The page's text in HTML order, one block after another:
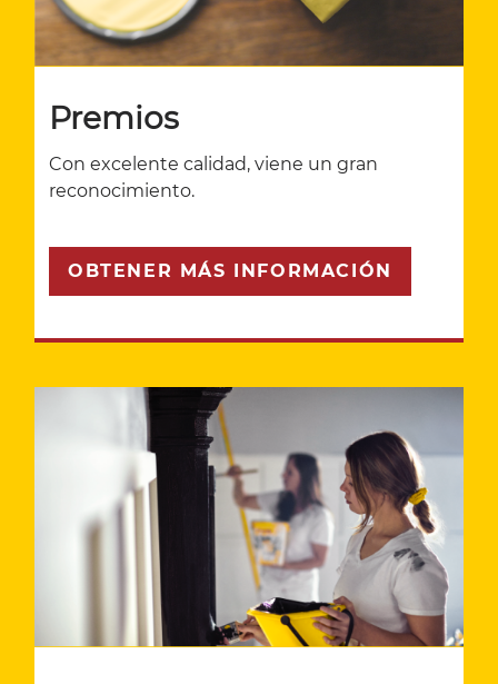
Premios
Con excelente calidad, viene un gran
reconocimiento.
OBTENER MÁS INFORMACIÓN